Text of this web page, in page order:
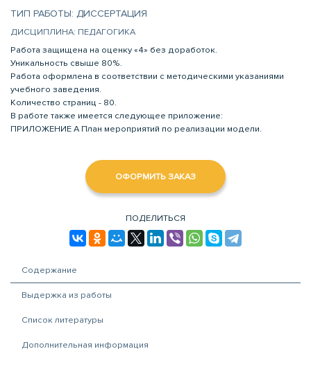
ТИП РАБОТЫ: ДИССЕРТАЦИЯ
ДИСЦИПЛИНА: ПЕДАГОГИКА
Работа защищена на оценку «4» без доработок.
Уникальность свыше 80%.
Работа оформлена в соответствии с методическими указаниями
учебного заведения.
Количество страниц - 80.
В работе также имеется следующее приложение:
ПРИЛОЖЕНИЕ А План мероприятий по реализации модели.
ОФОРМИТЬ ЗАКАЗ
ПОДЕЛИТЬСЯ
Содержание
Выдержка из работы
Список литературы
Дополнительная информация